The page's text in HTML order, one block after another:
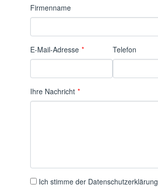
Firmenname
E-Mail-Adresse * Telefon
Ihre Nachricht *
Ich stimme der Datenschutzerklärung